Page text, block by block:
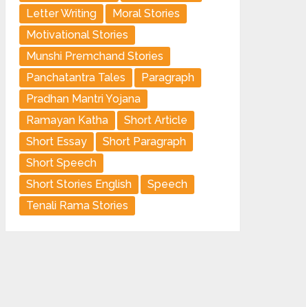
Letter Writing
Moral Stories
Motivational Stories
Munshi Premchand Stories
Panchatantra Tales
Paragraph
Pradhan Mantri Yojana
Ramayan Katha
Short Article
Short Essay
Short Paragraph
Short Speech
Short Stories English
Speech
Tenali Rama Stories